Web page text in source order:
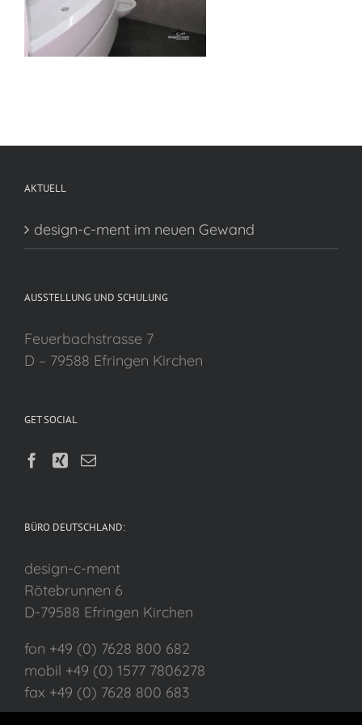
AKTUELL
design-c-ment im neuen Gewand
AUSSTELLUNG UND SCHULUNG
Feuerbachstrasse 7
D – 79588 Efringen Kirchen
GET SOCIAL
BÜRO DEUTSCHLAND:
design-c-ment
Rötebrunnen 6
D-79588 Efringen Kirchen
fon +49 (0) 7628 800 682
mobil +49 (0) 1577 7806278
fax +49 (0) 7628 800 683